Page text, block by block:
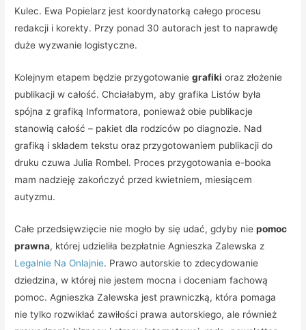
Kulec. Ewa Popielarz jest koordynatorką całego procesu
redakcji i korekty. Przy ponad 30 autorach jest to naprawdę
duże wyzwanie logistyczne.
Kolejnym etapem będzie przygotowaniegrafiki oraz złożenie
publikacji w całość. Chciałabym, aby grafika Listów była
spójna z grafiką Informatora, ponieważ obie publikacje
stanowią całość – pakiet dla rodziców po diagnozie. Nad
grafiką i składem tekstu oraz przygotowaniem publikacji do
druku czuwa Julia Rombel. Proces przygotowania e-booka
mam nadzieję zakończyć przed kwietniem, miesiącem
autyzmu.
Całe przedsięwzięcie nie mogło by się udać, gdyby niepomoc
prawna, której udzieliła bezpłatnie Agnieszka Zalewska z
Legalnie Na Onlajnie. Prawo autorskie to zdecydowanie
dziedzina, w której nie jestem mocna i doceniam fachową
pomoc. Agnieszka Zalewska jest prawniczką, która pomaga
nie tylko rozwikłać zawiłości prawa autorskiego, ale również